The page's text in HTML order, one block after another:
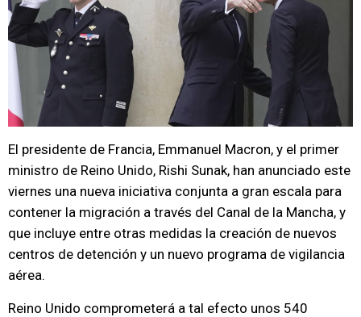
El presidente de Francia, Emmanuel Macron, y el primer
ministro de Reino Unido, Rishi Sunak, han anunciado este
viernes una nueva iniciativa conjunta a gran escala para
contener la migración a través del Canal de la Mancha, y
que incluye entre otras medidas la creación de nuevos
centros de detención y un nuevo programa de vigilancia
aérea.
Reino Unido comprometerá a tal efecto unos 540